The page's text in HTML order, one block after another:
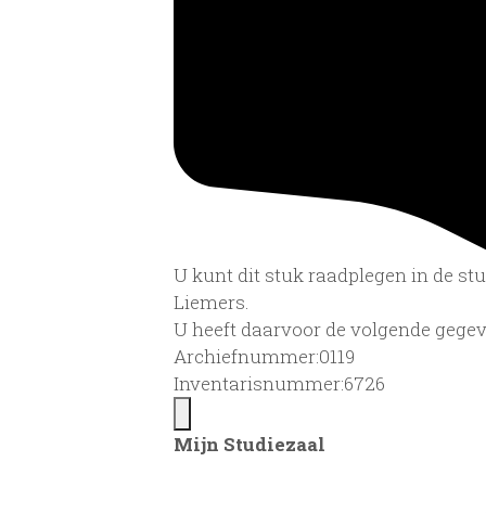
U kunt dit stuk raadplegen in de
Liemers.
U heeft daarvoor de volgende
Archiefnummer:0119
Inventarisnummer:6726
Mijn Studiezaal